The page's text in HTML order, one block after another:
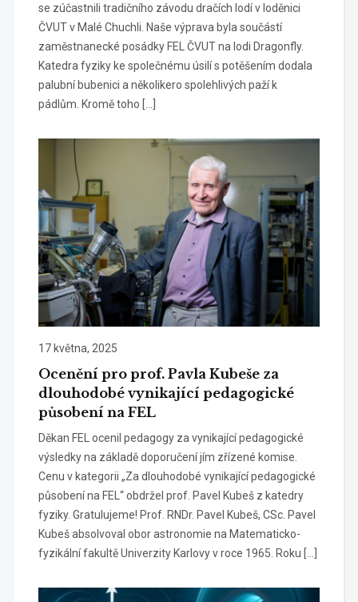
se zúčastnili tradičního závodu dračích lodí v loděnici
ČVUT v Malé Chuchli. Naše výprava byla součástí
zaměstnanecké posádky FEL ČVUT na lodi Dragonfly.
Katedra fyziky ke společnému úsilí s potěšením dodala
palubní bubenici a několikero spolehlivých paží k
pádlům. Kromě toho […]
17 května, 2025
Ocenění pro prof. Pavla Kubeše za
dlouhodobé vynikající pedagogické
působení na FEL
Děkan FEL ocenil pedagogy za vynikající pedagogické
výsledky na základě doporučení jím zřízené komise.
Cenu v kategorii „Za dlouhodobé vynikající pedagogické
působení na FEL“ obdržel prof. Pavel Kubeš z katedry
fyziky. Gratulujeme! Prof. RNDr. Pavel Kubeš, CSc. Pavel
Kubeš absolvoval obor astronomie na Matematicko-
fyzikální fakultě Univerzity Karlovy v roce 1965. Roku […]